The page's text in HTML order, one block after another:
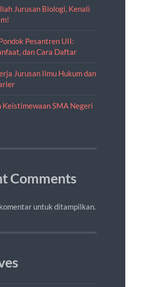
Jurusan Biologi, Kenali
Pesantren UII:
dan Cara Daftar
Jurusan Ilmu Hukum dan
Keistimewaan SMA Negeri
Comments
untuk ditampilkan.